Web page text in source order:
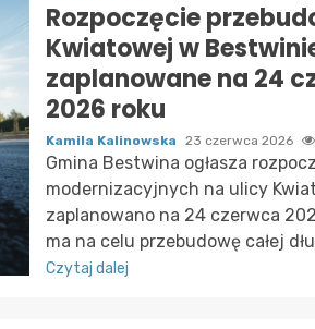
Rozpoczęcie
Kwiatowej w
zaplanowane na 24
2026 roku
Kamila Kalinowska 23 czerwca 2026
Gmina Bestwina ogłasza
modernizacyjnych na ulicy
zaplanowano na 24 czerwca
ma na celu przebudowę całej
Czytaj dalej